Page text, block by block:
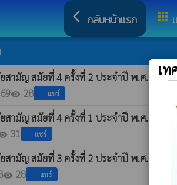
arrow_back_ios กลับหน้าแรก apps
สามัญ สมัยที่ 4 ครั้งที่ 2 ประจำปี พ.ศ.2568
visibility 28 แชร์
สามัญ สมัยที่ 4 ครั้งที่ 1 ประจำปี พ.ศ.2568
31 แชร์
สามัญ สมัยที่ 3 ครั้งที่ 2 ประจำปี พ.ศ.2568
visibility 28 แชร์
เ